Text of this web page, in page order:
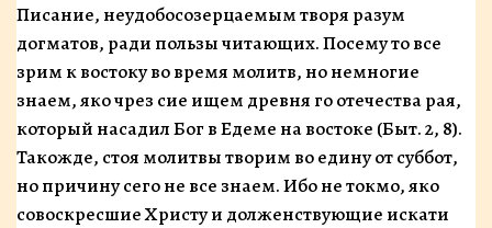
Пи­сание, неудобосозерцаемым творя разум
догматов, ра­ди пользы читающих. Посему то все
зрим к востоку во время молитв, но немногие
знаем, яко чрез сие ищем древня го отечества рая,
который насадил Бог в Едеме на востоке (Быт. 2, 8).
Такожде, стоя молитвы творим во едину от суббот,
но причину сего не все знаем. Ибо не токмо,яко
совоскресшие Христу и долженствую­щие искати